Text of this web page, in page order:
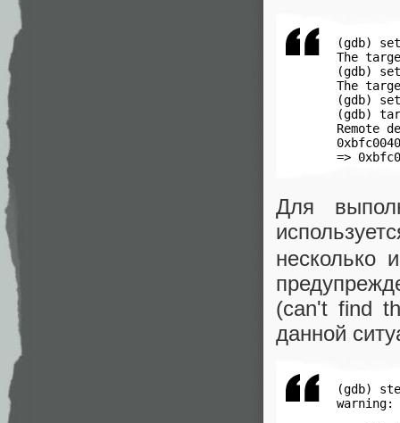
(gdb)
The
(gdb)
The
(gdb)
(gdb)
Remote
=>
Для
несколько
(can't find
данной
(gdb)